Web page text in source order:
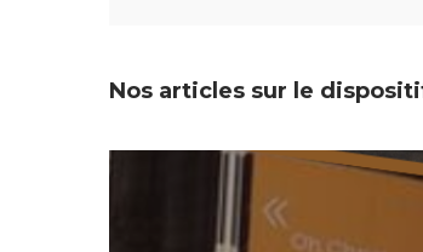
Nos articles sur le